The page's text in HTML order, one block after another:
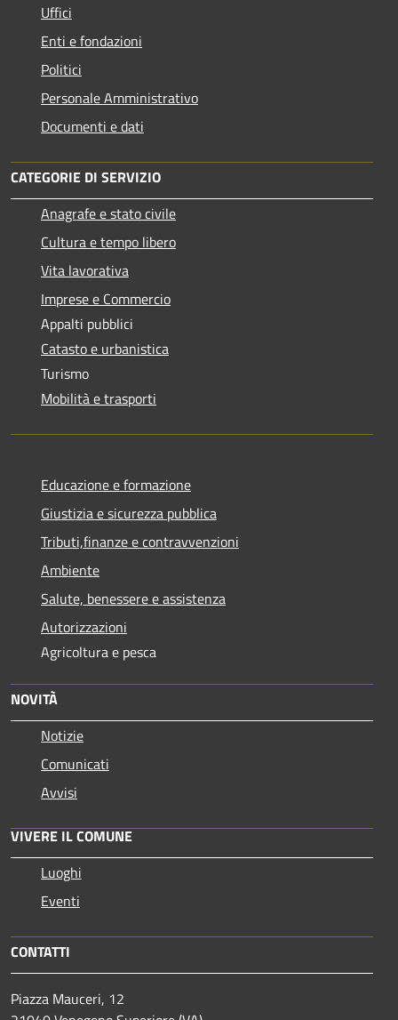
Uffici
Enti e fondazioni
Politici
Personale Amministrativo
Documenti e dati
CATEGORIE DI SERVIZIO
Anagrafe e stato civile
Cultura e tempo libero
Vita lavorativa
Imprese e Commercio
Appalti pubblici
Catasto e urbanistica
Turismo
Mobilità e trasporti
Educazione e formazione
Giustizia e sicurezza pubblica
Tributi,finanze e contravvenzioni
Ambiente
Salute, benessere e assistenza
Autorizzazioni
Agricoltura e pesca
NOVITÀ
Notizie
Comunicati
Avvisi
VIVERE IL COMUNE
Luoghi
Eventi
CONTATTI
Piazza Mauceri, 12